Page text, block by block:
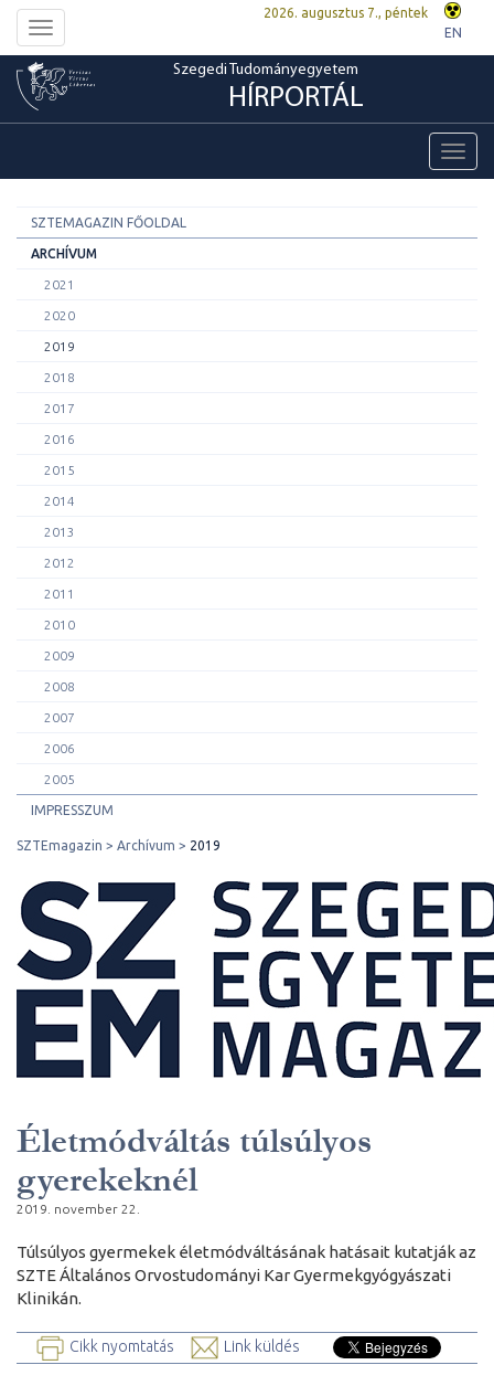
Toggle
navigation
2026. augusztus 7., péntek
EN
Szegedi Tudományegyetem
HÍRPORTÁL
SZTEMAGAZIN FŐOLDAL
ARCHÍVUM
2021
2020
2019
2018
2017
2016
2015
2014
2013
2012
2011
2010
2009
2008
2007
2006
2005
IMPRESSZUM
SZTEmagazin Archívum 2019
Életmódváltás túlsúlyos
gyerekeknél
2019. november 22.
Túlsúlyos gyermekek életmódváltásának hatásait kutatjákaz
SZTE Általános Orvostudományi Kar Gyermekgyógyászati
Klinikán.
Cikk nyomtatás Link küldés